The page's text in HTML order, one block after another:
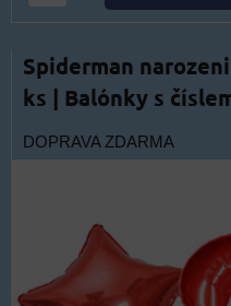
Spiderman
ks | Balónky s
DOPRAVA ZDARMA